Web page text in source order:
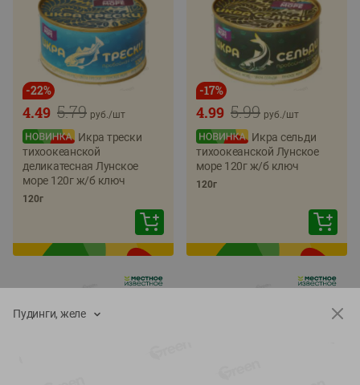
-22%
5.79
4.49 руб./шт
Икра трески
тихоокеанской
деликатесная Лунское
море 120г ж/б ключ
120г
-17%
5.99
4.99 руб./шт
Икра сельди
тихоокеанской Лунское
море 120г ж/б ключ
120г
Пудинги, желе